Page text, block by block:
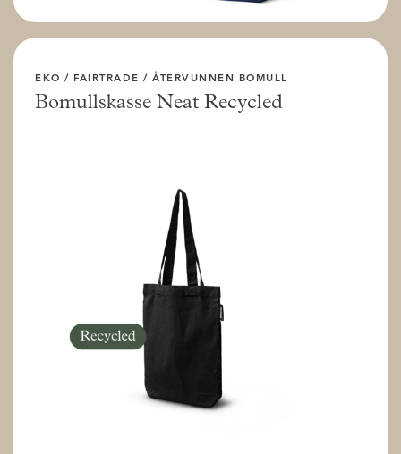
EKO / FAIRTRADE / ÅTERVUNNEN BOMULL
Bomullskasse Neat Recycled